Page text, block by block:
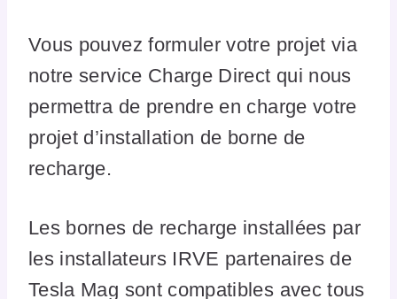
Vous pouvez formuler votre projet via
notre service Charge Direct qui nous
permettra de prendre en charge votre
projet d’installation de borne de
recharge.
Les bornes de recharge installées par
les installateurs IRVE partenaires de
Tesla Mag sont compatibles avec tous